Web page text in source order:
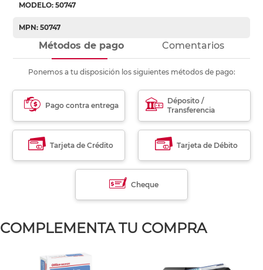
MODELO: 50747
MPN: 50747
Métodos de pago Comentarios
Ponemos a tu disposición los siguientes métodos de pago:
Pago contra entrega
Déposito /
Transferencia
Tarjeta de Crédito Tarjeta de Débito
Cheque
COMPLEMENTA TU COMPRA